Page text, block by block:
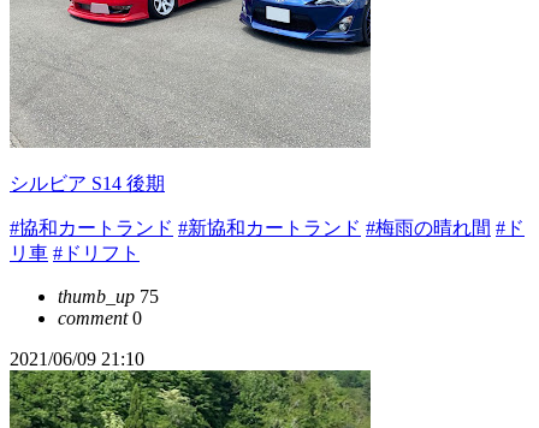
シルビア S14 後期
#協和カートランド #新協和カートランド #梅雨の晴れ間 #ド
リ車 #ドリフト
thumb_up 75
comment0
2021/06/09 21:10